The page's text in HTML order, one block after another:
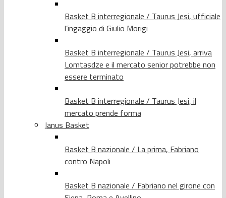
Basket B interregionale / Taurus Jesi, ufficiale
l’ingaggio di Giulio Morigi
Basket B interregionale / Taurus Jesi, arriva
Lomtasdze e il mercato senior potrebbe non
essere terminato
Basket B interregionale / Taurus Jesi, il
mercato prende forma
Janus Basket
Basket B nazionale / La prima, Fabriano
contro Napoli
Basket B nazionale / Fabriano nel girone con